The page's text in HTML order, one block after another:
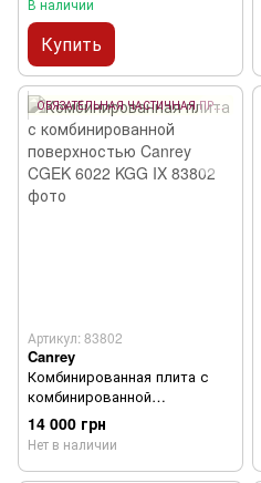
Купить
ОБЯЗАТЕЛЬНАЯ ЧАСТИЧНАЯ ПРЕДОПЛАТА 10%
Артикул: 83802
Canrey
Комбинированная плита с
комбинированной
поверхностью Canrey CGEK
6022 KGG IX
14 000 грн
Нет в наличии